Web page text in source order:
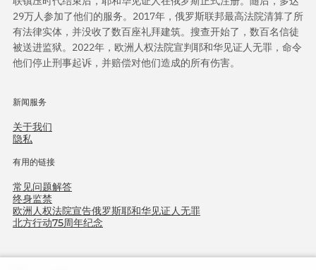
29万人参加了他们的服务。2017年，俄罗斯联邦最高法院清算了所
有法律实体，并没收了数百座礼拜建筑。搜查开始了，数百名信徒
被送进监狱。2022年，欧洲人权法院宣判耶和华见证人无罪，命令
他们停止刑事起诉，并赔偿对他们造成的所有伤害。
新闻服务
关于我们
隐私
有用的链接
常见问题解答
终身监禁
欧洲人权法院宣告俄罗斯耶和华见证人无罪
北方行动75周年纪念